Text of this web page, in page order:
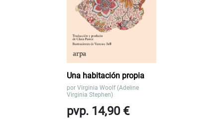
Una habitación propia
por Virginia Woolf (Adeline
Virginia Stephen)
pvp. 14,90 €